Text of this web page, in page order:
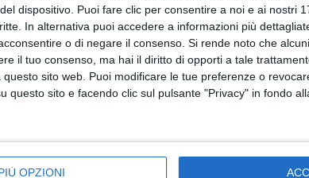
dispositivo. Puoi fare clic per consentire a noi e ai nostri
In alternativa puoi accedere a informazioni più
o di negare il consenso. Si rende noto che
il tuo consenso, ma hai il diritto di opporti a tale
sito web. Puoi modificare le tue preferenze o
questo sito e facendo clic sul pulsante "Privacy" in fondo
OPZIONI
8 AGOSTO 2026
"Aiutaci a fare i cartoni", parte
campagna per la raccolta sulla